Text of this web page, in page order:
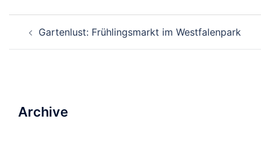
Navigation
Gartenlust: Frühlingsmarkt im Westfalenpark
Archive